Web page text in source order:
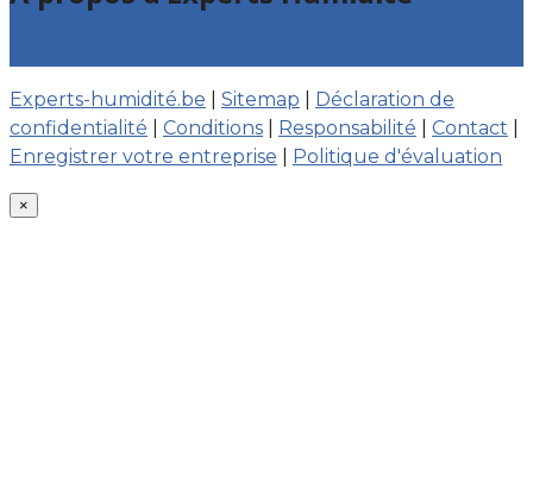
Experts-humidité.be Sitemap
Déclaration de
confidentialité
Conditions Responsabilité Contact
Enregistrer votre entreprise
Politique d'évaluation
×